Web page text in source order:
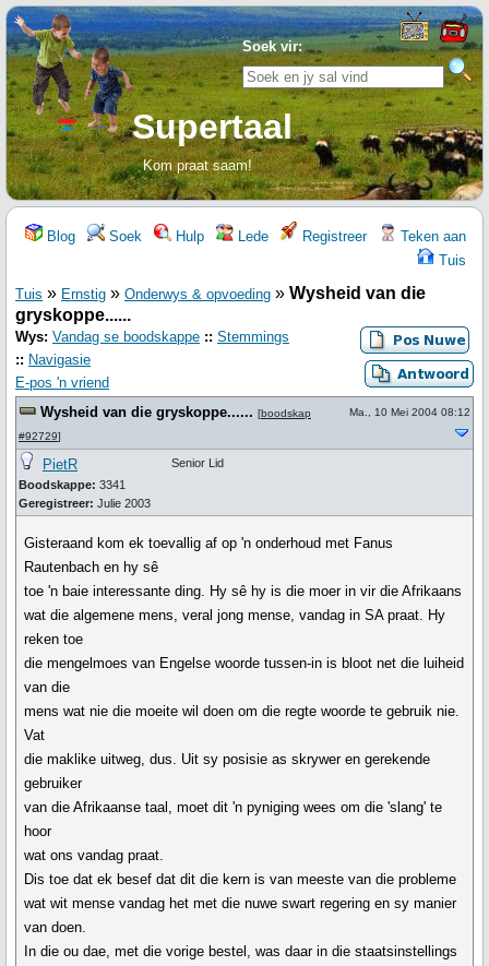
Soek vir:
Supertaal
Kom praat saam!
Blog Soek Hulp Lede Registreer
Teken aan
Tuis
Tuis » Ernstig » Onderwys & opvoeding » Wysheid van die
gryskoppe......
Wys: Vandag se boodskappe :: Stemmings
:: Navigasie
E-pos 'n vriend
Wysheid van die gryskoppe...... [boodskap
#92729]
Ma., 10 Mei 2004 08:12
PietR
Boodskappe: 3341
Geregistreer: Julie 2003
Senior Lid
Gisteraand kom ek toevallig af op 'n onderhoud met Fanus
Rautenbach en hy sê
toe 'n baie interessante ding. Hy sê hy is die moer in vir die Afrikaans
wat die algemene mens, veral jong mense, vandag in SA praat. Hy
reken toe
die mengelmoes van Engelse woorde tussen-in is bloot net die luiheid
van die
mens wat nie die moeite wil doen om die regte woorde te gebruik nie.
Vat
die maklike uitweg, dus. Uit sy posisie as skrywer en gerekende
gebruiker
van die Afrikaanse taal, moet dit 'n pyniging wees om die 'slang' te
hoor
wat ons vandag praat.
Dis toe dat ek besef dat dit die kern is van meeste van die probleme
wat wit mense vandag het met die nuwe swart regering en sy manier
van doen.
In die ou dae, met die vorige bestel, was daar in die staatsinstellings